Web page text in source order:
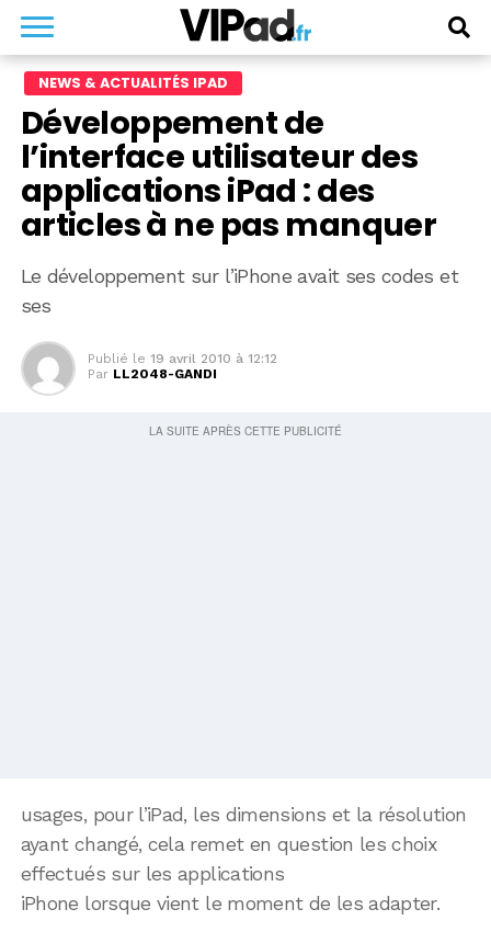
NEWS & ACTUALITÉS IPAD
Développement de
l’interface utilisateur des
applications iPad : des
articles à ne pas manquer
Le développement sur l’iPhone avait ses codes et
ses
Publié le 19 avril 2010 à 12:12
Par LL2048-GANDI
usages, pour l’iPad, les dimensions et la résolution
ayant changé, cela remet en question les choix
effectués sur les applications
iPhone lorsque vient le moment de les adapter.